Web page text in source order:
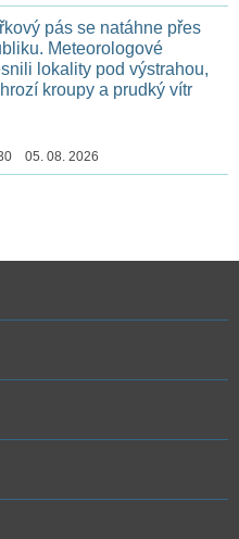
pás se natáhne přes
Meteorologové
lokality pod výstrahou,
kroupy a prudký vítr
05. 08. 2026